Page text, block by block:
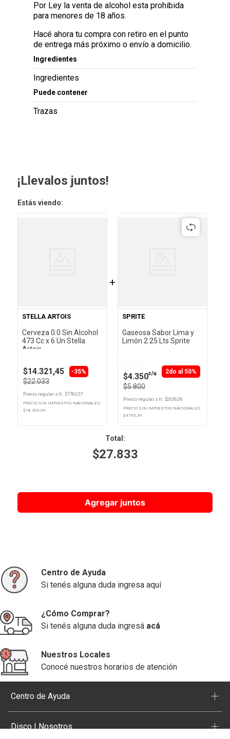
Por Ley la venta de alcohol esta prohibida
para menores de 18 años.
Hacé ahora tu compra con retiro en el punto
de entrega más próximo o envío a domicilio.
Ingredientes
Ingredientes
Puede contener
Trazas
¡Llevalos juntos!
Estás viendo:
STELLA ARTOIS
Cerveza 0.0 Sin Alcohol
473 Cc x 6 Un Stella
Artois
$14.321,45 -35%
$22.033
Precio regular x lt. : $7763,57
PRECIO SIN IMPUESTOS NACIONALES:
$ 18.209,09
+
SPRITE
Gaseosa Sabor Lima y
Limón 2.25 Lts Sprite
$4.350c/u 2do al 50%
$5.800
Precio regularx lt. : $2636,36
PRECIO SIN IMPUESTOS NACIONALES:
$4793,39
Total :
$27.833
Agregar juntos
Centro de Ayuda
Si tenés alguna duda ingresa aquí
¿Cómo Comprar?
Si tenés alguna duda ingresá acá
Nuestros Locales
Conocé nuestros horarios de atención
Centro de Ayuda +
Disco | Nosotros +